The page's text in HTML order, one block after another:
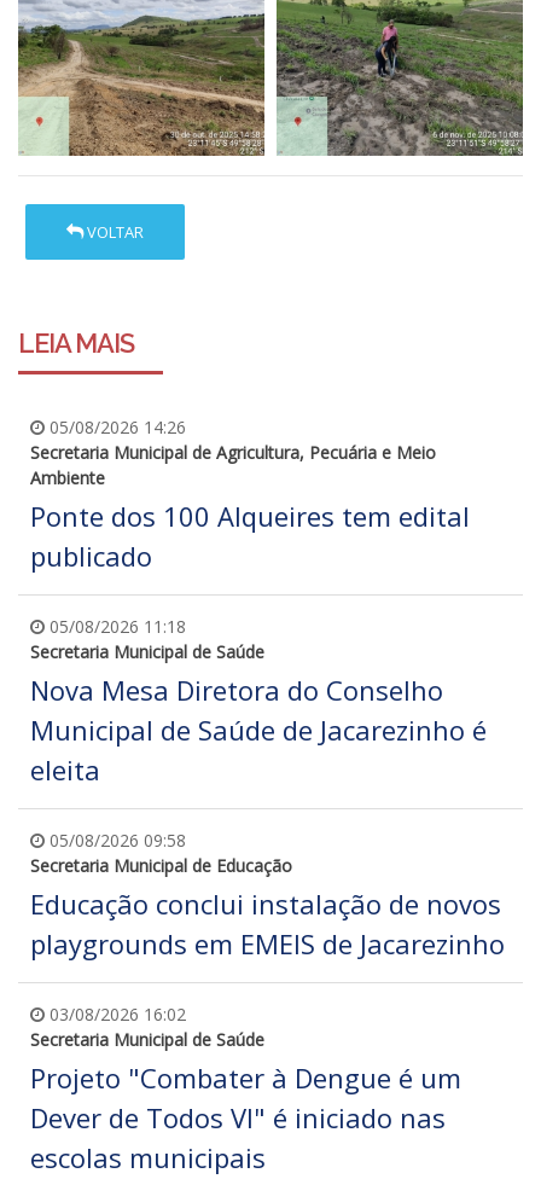
VOLTAR
LEIA MAIS
05/08/2026 14:26
Secretaria Municipal de Agricultura, Pecuária e Meio
Ambiente
Ponte dos 100 Alqueires tem edital
publicado
05/08/2026 11:18
Secretaria Municipal de Saúde
Nova Mesa Diretora do Conselho
Municipal de Saúde de Jacarezinho é
eleita
05/08/2026 09:58
Secretaria Municipal de Educação
Educação conclui instalação de novos
playgrounds em EMEIS de Jacarezinho
03/08/2026 16:02
Secretaria Municipal de Saúde
Projeto "Combater à Dengue é um
Dever de Todos VI" é iniciado nas
escolas municipais